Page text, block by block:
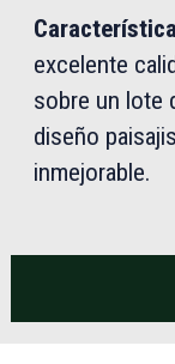
excelente
sobre un lote
diseño
inmejorable.